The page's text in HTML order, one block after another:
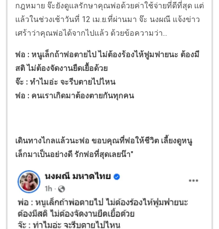
กฎหมาย จ๊ะยังดูแลรักษาคุณพ่อด้วยค่าใช้จ่ายที่ดีที่สุด แต่
แล้วในช่วงเช้าวันที่ 12 เม.ย.ที่ผ่านมา จ๊ะ นงผณี แจ้งข่าว
เศร้าว่าคุณพ่อได้จากไปแล้ว ด้วยข้อความว่า...
พ่อ : หนูเล็กถ้าพ่อตายไป ไม่ต้องร้องไห้ฟูมฟายนะ ต้องมี
สติ ไม่ต้องจัดงานยืดเยื้อด้วย
จ๊ะ : ทำไมอ่ะ จะรีบตายไปไหน
พ่อ : คนเราเกิดมาต้องตายกันทุกคน
เดินทางไกลแล้วนะพ่อ ขอบคุณที่พ่อให้ชีวิต เลี้ยงดูหนู
เล็กมาเป็นอย่างดี รักพ่อที่สุดเลยน๊า"